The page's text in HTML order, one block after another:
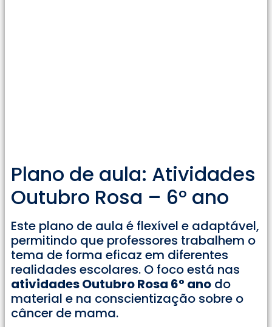
Plano de aula: Atividades
Outubro Rosa – 6° ano
Este plano de aula é flexível e adaptável,
permitindo que professores trabalhem o
tema de forma eficaz em diferentes
realidades escolares. O foco está nas
atividades Outubro Rosa 6° ano do
material e na conscientização sobre o
câncer de mama.